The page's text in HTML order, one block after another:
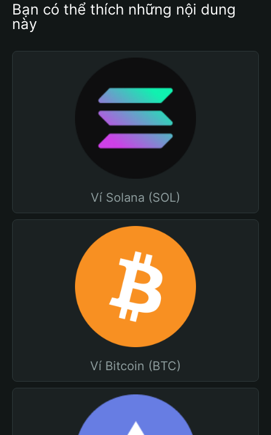
Bạn có thể thích những nội dung
này
Ví Solana (SOL)
Ví Bitcoin (BTC)